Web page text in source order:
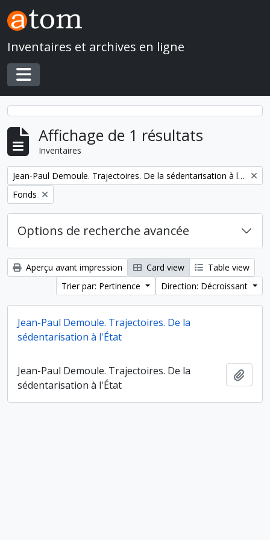
Skip to main content
Inventaires et archives en ligne
Toggle navigation
Affichage de 1 résultats
Inventaires
Remove filter:
Jean-Paul Demoule. Trajectoires. De la sédentarisation à l'État
Remove filter:
Fonds
Options de recherche avancée
Aperçu avant impression Card view
Table view
Trier par: Pertinence
Direction: Décroissant
Jean-Paul Demoule. Trajectoires. De la
sédentarisation à l'État
Jean-Paul Demoule. Trajectoires. De la
sédentarisation à l'État